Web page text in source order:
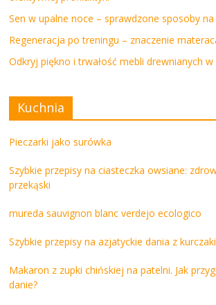
Sen w upalne noce – sprawdzone sposoby
Regeneracja po treningu – znaczenie
Odkryj piękno i trwałość mebli drewnianych
Kuchnia
Pieczarki jako surówka
Szybkie przepisy na ciasteczka owsiane:
przekąski
mureda sauvignon blanc verdejo ecologico
Szybkie przepisy na azjatyckie dania z
Makaron z zupki chińskiej na patelni. Jak
danie?